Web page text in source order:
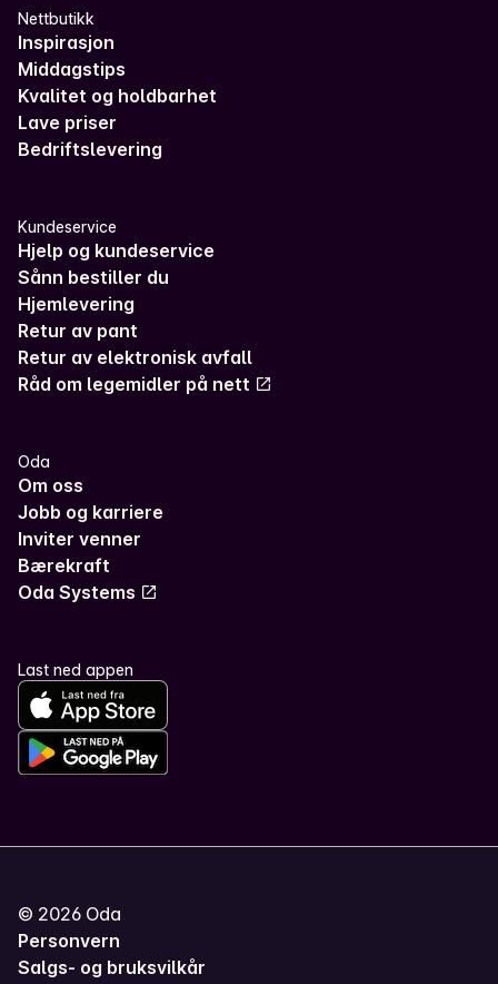
Nettbutikk
Inspirasjon
Middagstips
Kvalitet og holdbarhet
Lave priser
Bedriftslevering
Kundeservice
Hjelp og kundeservice
Sånn bestiller du
Hjemlevering
Retur av pant
Retur av elektronisk avfall
Råd om legemidler på nett
Oda
Om oss
Jobb og karriere
Inviter venner
Bærekraft
Oda Systems
Last ned appen
© 2026 Oda
Personvern
Salgs- og bruksvilkår